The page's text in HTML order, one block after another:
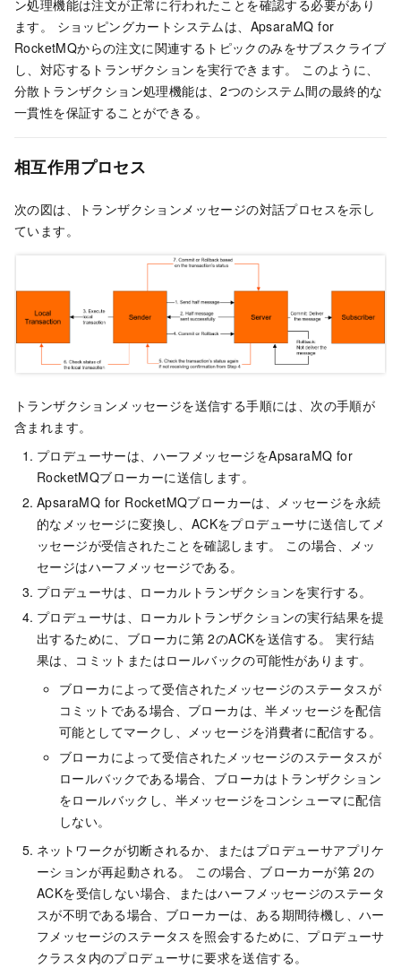
ン処理機能は注文が正常に行われたことを確認する必要があり
ます。 ショッピングカートシステムは、 ApsaraMQ for
RocketMQからの注文に関連するトピックのみをサブスクライブ
し、対応するトランザクションを実行できます。 このように、
分散トランザクション処理機能は、2つのシステム間の最終的な
一貫性を保証することができる。
相互作用プロセス
次の図は、トランザクションメッセージの対話プロセスを示し
ています。
トランザクションメッセージを送信する手順には、次の手順が
含まれます。
プロデューサーは、ハーフメッセージをApsaraMQ for
RocketMQブローカーに送信します。
ApsaraMQ for RocketMQブローカーは、メッセージを永続
的なメッセージに変換し、ACKをプロデューサに送信してメ
ッセージが受信されたことを確認します。 この場合、メッ
セージはハーフメッセージである。
プロデューサは、ローカルトランザクションを実行する。
プロデューサは、ローカルトランザクションの実行結果を提
出するために、ブローカに第 2のACKを送信する。 実行結
果は、コミットまたはロールバックの可能性があります。
ブローカによって受信されたメッセージのステータスが
コミットである場合、ブローカは、半メッセージを配信
可能としてマークし、メッセージを消費者に配信する。
ブローカによって受信されたメッセージのステータスが
ロールバックである場合、ブローカはトランザクション
をロールバックし、半メッセージをコンシューマに配信
しない。
ネットワークが切断されるか、またはプロデューサアプリケ
ーションが再起動される。 この場合、ブローカーが第 2の
ACKを受信しない場合、またはハーフメッセージのステータ
スが不明である場合、ブローカーは、ある期間待機し、ハー
フメッセージのステータスを照会するために、プロデューサ
クラスタ内のプロデューサに要求を送信する。